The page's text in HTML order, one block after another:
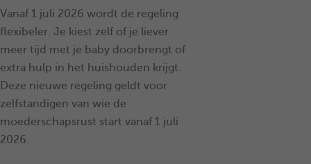
Vanaf 1 juli 2026 wordt de regeling
flexibeler. Je kiest zelf of je liever
meer tijd met je baby doorbrengt of
extra hulp in het huishouden krijgt.
Deze nieuwe regeling geldt voor
zelfstandigen van wie de
moederschapsrust start vanaf 1 juli
2026.